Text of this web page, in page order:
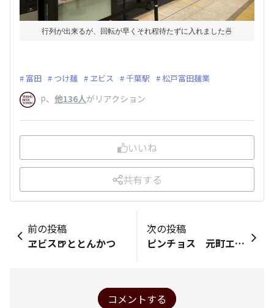
行列が出来るが、回転が早くそれ程待たずに入れました🍜
富田 つけ麺 ヱビス 千葉駅 松戸富田麺業
P、 他136人がリアクション
いいね
共有する
前の投稿
ヱビス🍺ととんかつ
次の投稿
ピンチョス 元町エビスで🍺👍
コメントする